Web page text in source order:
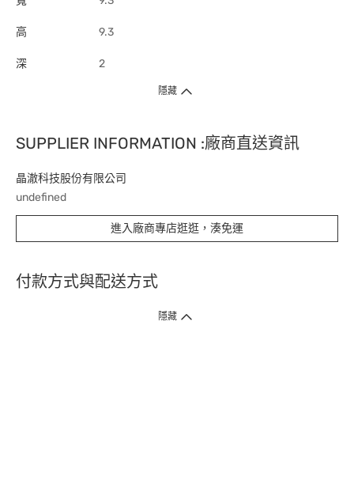
高 9.3
深 2
隱藏
SUPPLIER INFORMATION :廠商直送資訊
晶澈科技股份有限公司
undefined
進入廠商專店逛逛，湊免運
付款方式與配送方式
隱藏